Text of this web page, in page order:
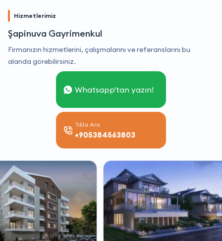
Hizmetlerimiz
Şapinuva Gayrimenkul
Firmanızın hizmetlerini, çalışmalarını ve referanslarını bu
alanda görebilirsiniz.
Whatsapp'tan yazın!
Tıkla Ara
+905384563803